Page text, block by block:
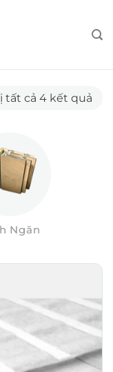
tất cả 4 kết quả
Ngăn